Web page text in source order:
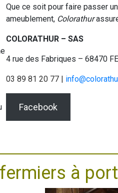
Que ce soit pour faire passer
ameublement, Colorathur
COLORATHUR – SAS
4 rue des Fabriques – 68470
03 89 81 20 77 |
Facebook
à